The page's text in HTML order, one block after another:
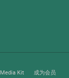
Media Kit 成为会员